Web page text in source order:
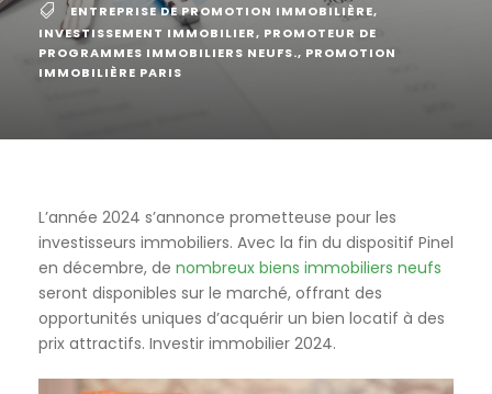
ENTREPRISE DE PROMOTION IMMOBILIÈRE,
INVESTISSEMENT IMMOBILIER, PROMOTEUR DE
PROGRAMMES IMMOBILIERS NEUFS., PROMOTION
IMMOBILIÈRE PARIS
L’année 2024 s’annonce prometteuse pour les
investisseurs immobiliers. Avec la fin du dispositif Pinel
en décembre, de nombreux biens immobiliers neufs
seront disponibles sur le marché, offrant des
opportunités uniques d’acquérir un bien locatif à des
prix attractifs. Investir immobilier 2024.